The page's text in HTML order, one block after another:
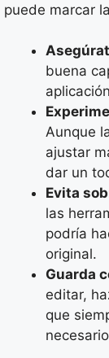
puede marcar
buena
Aunque
ajustar
dar un
Evita
las
podría
original.
Guarda
editar,
que